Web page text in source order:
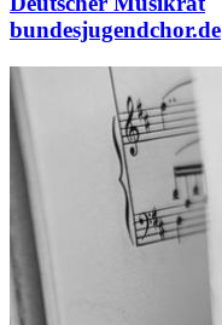
bundesjugendchor.de